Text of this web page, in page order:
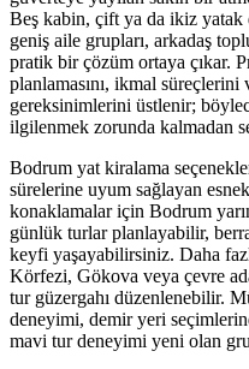
Beş kabin, çift ya da ikiz yatak
geniş aile grupları, arkadaş
pratik bir çözüm ortaya çıkar.
planlamasını, ikmal
gereksinimlerini üstlenir;
ilgilenmek zorunda kalmadan
Bodrum yat kiralama
sürelerine uyum sağlayan esnek
konaklamalar için Bodrum
günlük turlar planlayabilir,
keyfi yaşayabilirsiniz. Daha
Körfezi, Gökova veya çevre
tur güzergahı düzenlenebilir.
deneyimi, demir yeri
mavi tur deneyimi yeni olan